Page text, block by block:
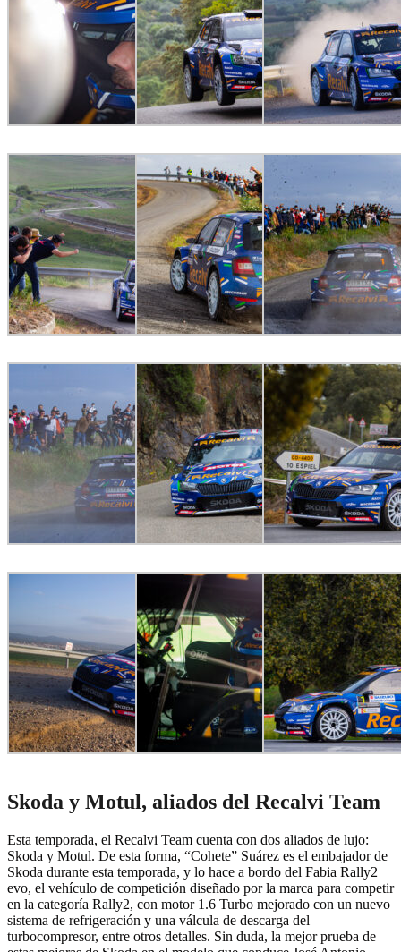
Skoda y Motul, aliados del Recalvi Team
Esta temporada, el Recalvi Team cuenta con dos aliados de lujo:
Skoda y Motul. De esta forma, “Cohete” Suárez es el embajador de
Skoda durante esta temporada, y lo hace a bordo del Fabia Rally2
evo, el vehículo de competición diseñado por la marca para competir
en la categoría Rally2, con motor 1.6 Turbo mejorado con un nuevo
sistema de refrigeración y una válcula de descarga del
turbocompresor, entre otros detalles. Sin duda, la mejor prueba de